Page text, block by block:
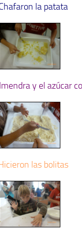
la patata
y el azúcar
las bolitas